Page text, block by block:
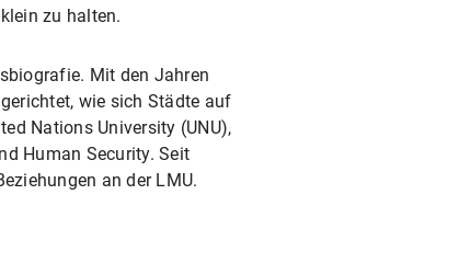
zu halten.
Mit den Jahren
wie sich Städte auf
Nations University (UNU),
Human Security. Seit
an der LMU.